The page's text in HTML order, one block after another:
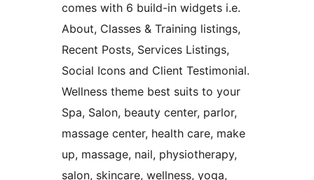
comes with 6 build-in widgets i.e.
About, Classes & Training listings,
Recent Posts, Services Listings,
Social Icons and Client Testimonial.
Wellness theme best suits to your
Spa, Salon, beauty center, parlor,
massage center, health care, make
up, massage, nail, physiotherapy,
salon, skincare, wellness, yoga,